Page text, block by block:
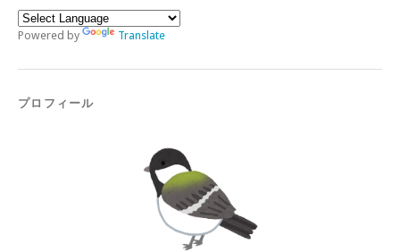
Powered by Translate
プロフィール